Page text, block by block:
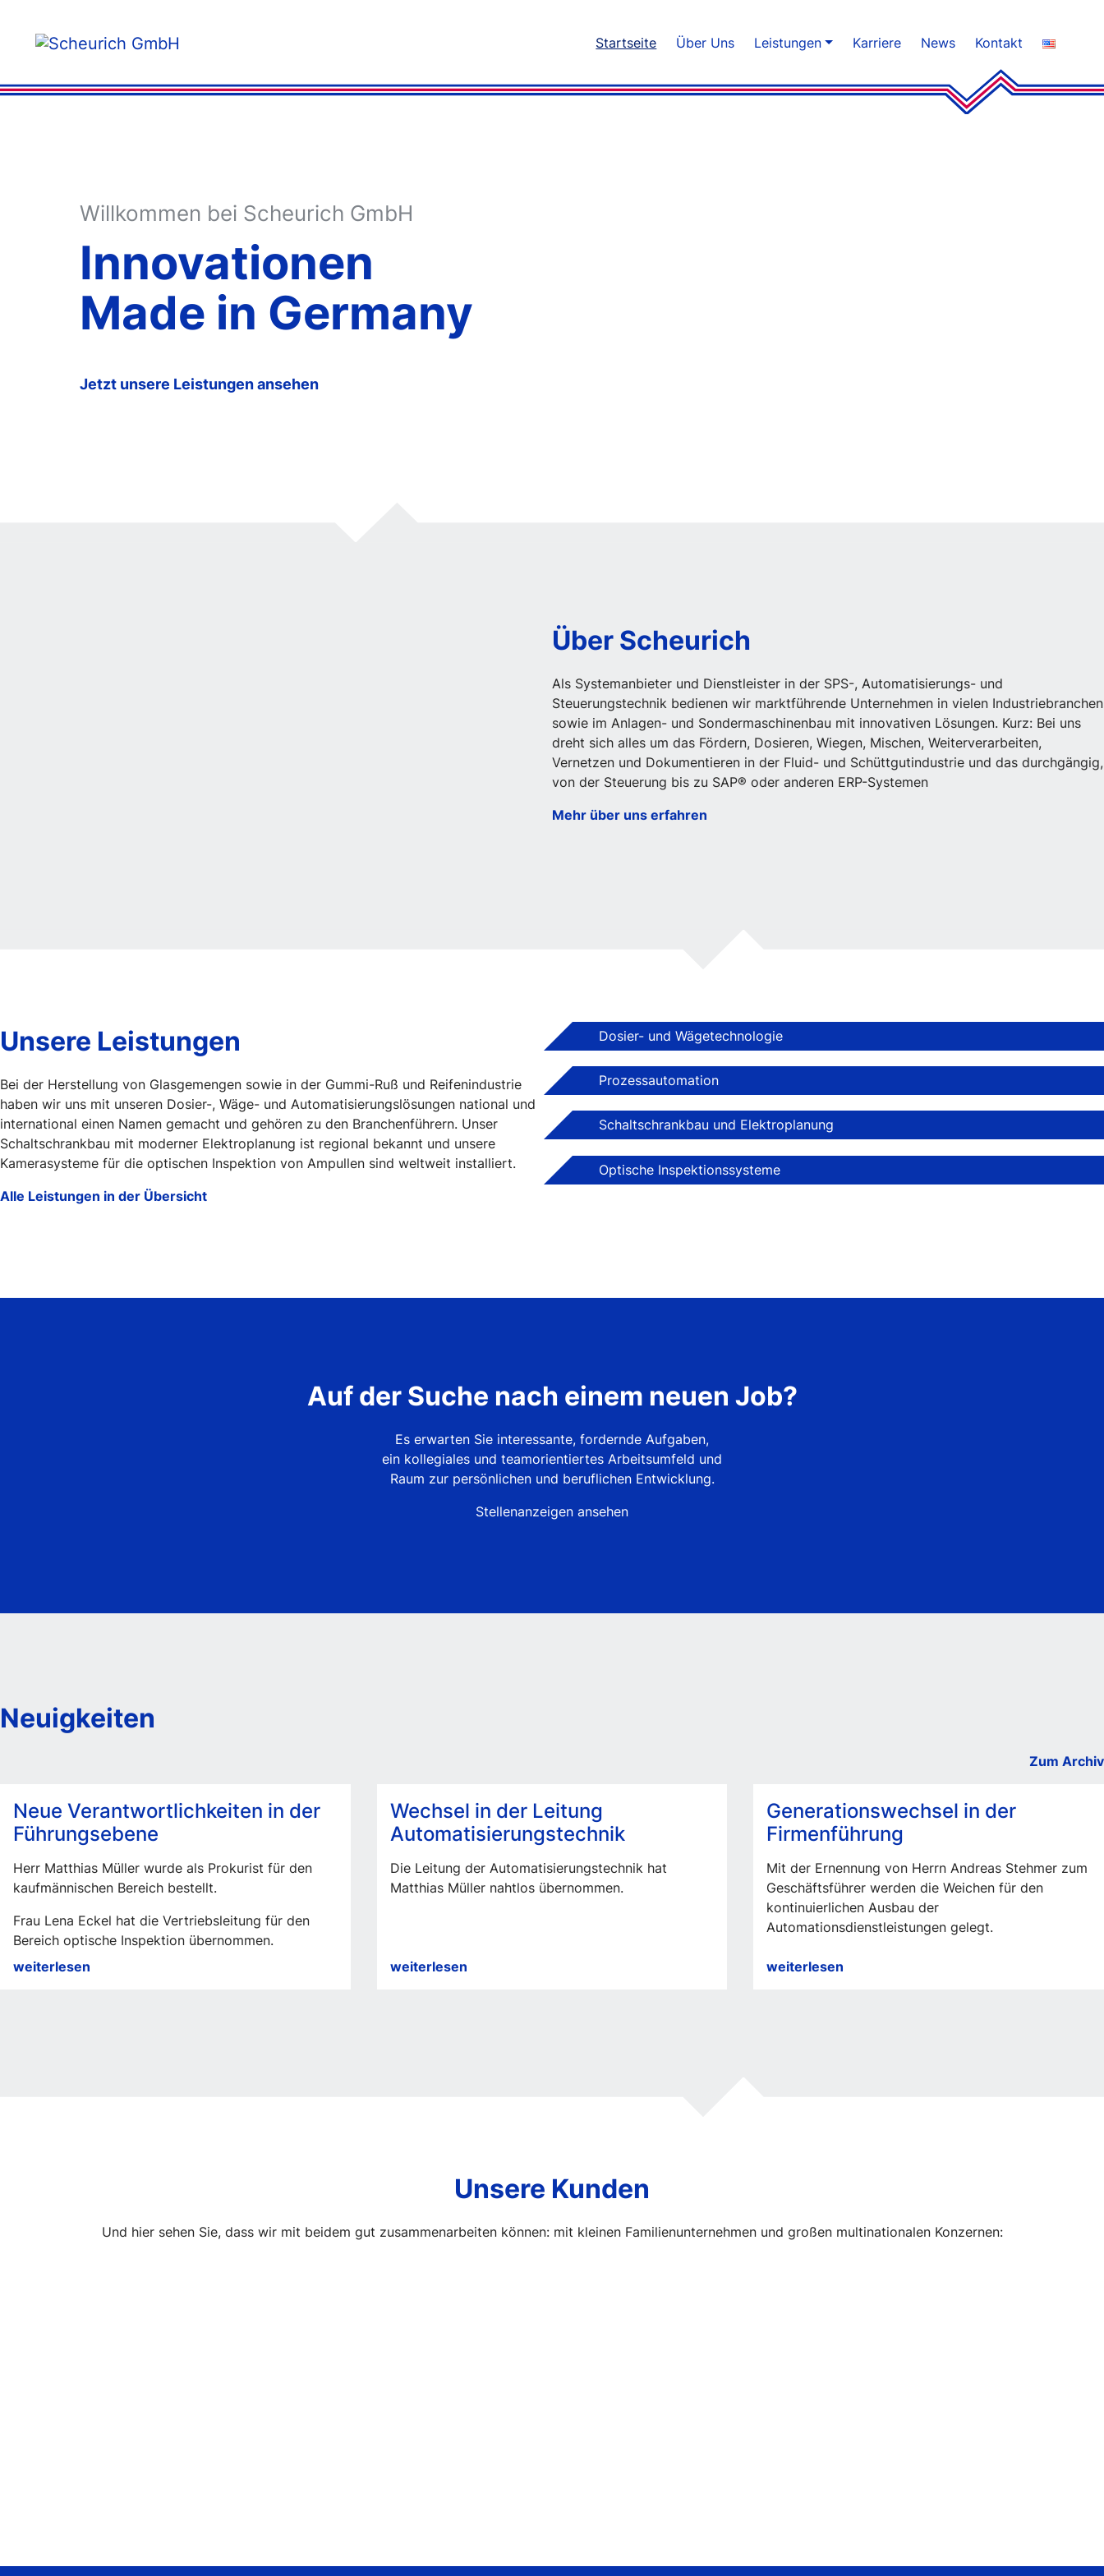
Startseite Über Uns Leistungen Karriere News Kontakt
Willkommen bei Scheurich GmbH
Innovationen
Made in Germany
Jetzt unsere Leistungen ansehen
Über Scheurich
Als Systemanbieter und Dienstleister in der SPS-, Automatisierungs- und
Steuerungstechnik bedienen wir marktführende Unternehmen in vielen Industriebranchen
sowie im Anlagen- und Sondermaschinenbau mit innovativen Lösungen. Kurz: Bei uns
dreht sich alles um das Fördern, Dosieren, Wiegen, Mischen, Weiterverarbeiten,
Vernetzen und Dokumentieren in der Fluid- und Schüttgutindustrie und das durchgängig,
von der Steuerung bis zu SAP® oder anderen ERP-Systemen
Mehr über uns erfahren
Unsere Leistungen
Bei der Herstellung von Glasgemengen sowie in der Gummi-Ruß und Reifenindustrie
haben wir uns mit unseren Dosier-, Wäge- und Automatisierungslösungen national und
international einen Namen gemacht und gehören zu den Branchenführern. Unser
Schaltschrankbau mit moderner Elektroplanung ist regional bekannt und unsere
Kamerasysteme für die optischen Inspektion von Ampullen sind weltweit installiert.
Alle Leistungen in der Übersicht
Dosier- und Wägetechnologie
Prozessautomation
Schaltschrankbau und Elektroplanung
Optische Inspektionssysteme
Auf der Suche nach einem neuen Job?
Es erwarten Sie interessante, fordernde Aufgaben,
ein kollegiales und teamorientiertes Arbeitsumfeld und
Raum zur persönlichen und beruflichen Entwicklung.
Stellenanzeigen ansehen
Neuigkeiten
Zum Archiv
Neue Verantwortlichkeiten in der
Führungsebene
Herr Matthias Müller wurde als Prokurist für den
kaufmännischen Bereich bestellt.
Frau Lena Eckel hat die Vertriebsleitung für den
Bereich optische Inspektion übernommen.
weiterlesen
Wechsel in der Leitung
Automatisierungstechnik
Die Leitung der Automatisierungstechnik hat
Matthias Müller nahtlos übernommen.
weiterlesenWechsel
Generationswechsel in der
Firmenführung
Mit der Ernennung von Herrn Andreas Stehmer zum
Geschäftsführer werden die Weichen für den
kontinuierlichen Ausbau der
Automationsdienstleistungen gelegt.
weiterlesen
Unsere Kunden
Und hier sehen Sie, dass wir mit beidem gut zusammenarbeiten können: mit kleinen Familienunternehmen und großen multinationalen Konzernen: